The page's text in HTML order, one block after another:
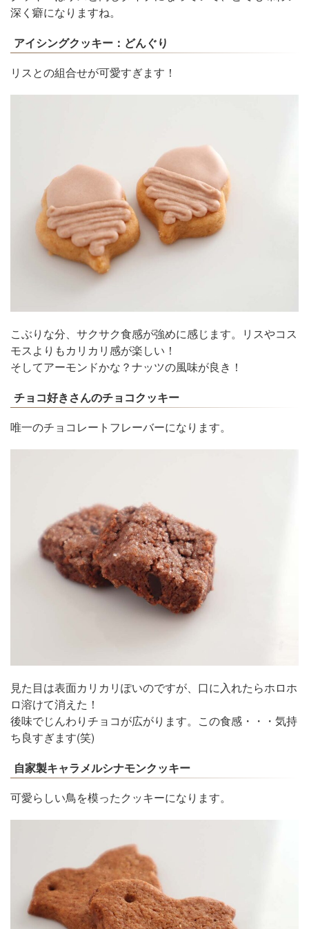
深く癖になりますね。
アイシングクッキー：どんぐり
リスとの組合せが可愛すぎます！
こぶりな分、サクサク食感が強めに感じます。リスやコス
モスよりもカリカリ感が楽しい！
そしてアーモンドかな？ナッツの風味が良き！
チョコ好きさんのチョコクッキー
唯一のチョコレートフレーバーになります。
見た目は表面カリカリぽいのですが、口に入れたらホロホ
ロ溶けて消えた！
後味でじんわりチョコが広がります。この食感・・・気持
ち良すぎます(笑)
自家製キャラメルシナモンクッキー
可愛らしい鳥を模ったクッキーになります。